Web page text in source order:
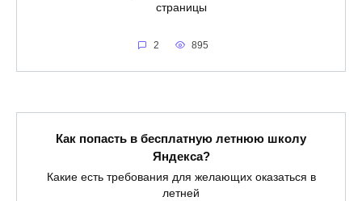
страницы
2 895
Как попасть в бесплатную летнюю школу
Яндекса?
Какие есть требования для желающих оказаться в
летней